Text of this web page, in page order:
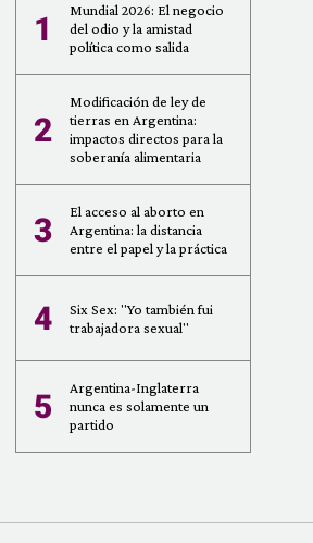
1
Mundial 2026: El negocio
del odio y la amistad
política como salida
2
Modificación de ley de
tierras en Argentina:
impactos directos para la
soberanía alimentaria
3
El acceso al aborto en
Argentina: la distancia
entre el papel y la práctica
4
Six Sex: "Yo también fui
trabajadora sexual"
5
Argentina-Inglaterra
nunca es solamente un
partido